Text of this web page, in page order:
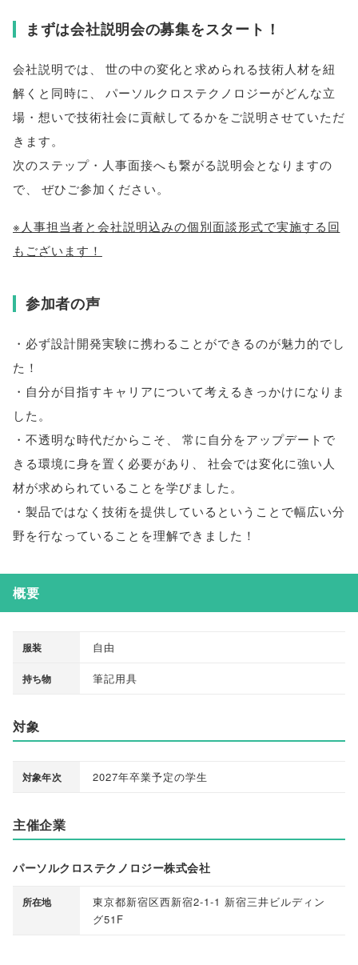
まずは会社説明会の募集をスタート！
会社説明では、
世の中の変化と求められる技術人材を紐
解くと同時に、
パーソルクロステクノロジーがどんな立
場・想いで技術社会に貢献してるかをご説明させていただ
きます。
次のステップ・人事面接へも繋がる説明会となりますの
で、 ぜひご参加ください。
※人事担当者と会社説明込みの個別面談形式で実施する回
もございます！
参加者の声
・必ず設計開発実験に携わることができるのが魅力的でし
た！
・自分が目指すキャリアについて考えるきっかけになりま
した。
・不透明な時代だからこそ、
常に自分をアップデートで
きる環境に身を置く必要があり 、
社会では変化に強い人
材が求められていることを学びました。
・製品ではなく技術を提供しているということで幅広い分
野を行なっていることを理解できました！
概要
服装 自由
持ち物 筆記用具
対象
対象年次 2027年卒業予定の学生
主催企業
パーソルクロステクノロジー株式会社
所在地
東京都新宿区西新宿2-1-1 新宿三井ビルディン
グ51F